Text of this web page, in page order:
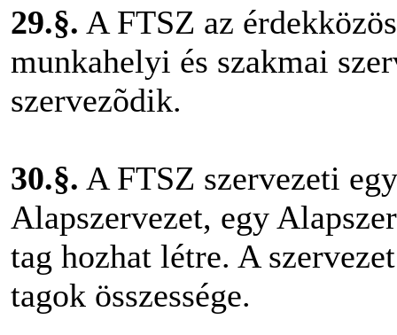
29.§. A FTSZ az
munkahelyi és szakmai
szervezõdik.
30.§. A FTSZ szervezeti
Alapszervezet, egy
tag hozhat létre. A
tagok összessége.